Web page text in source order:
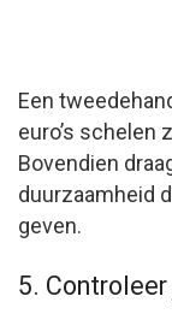
Een
euro’s schelen
Bovendien
duurzaamheid
geven.
5.